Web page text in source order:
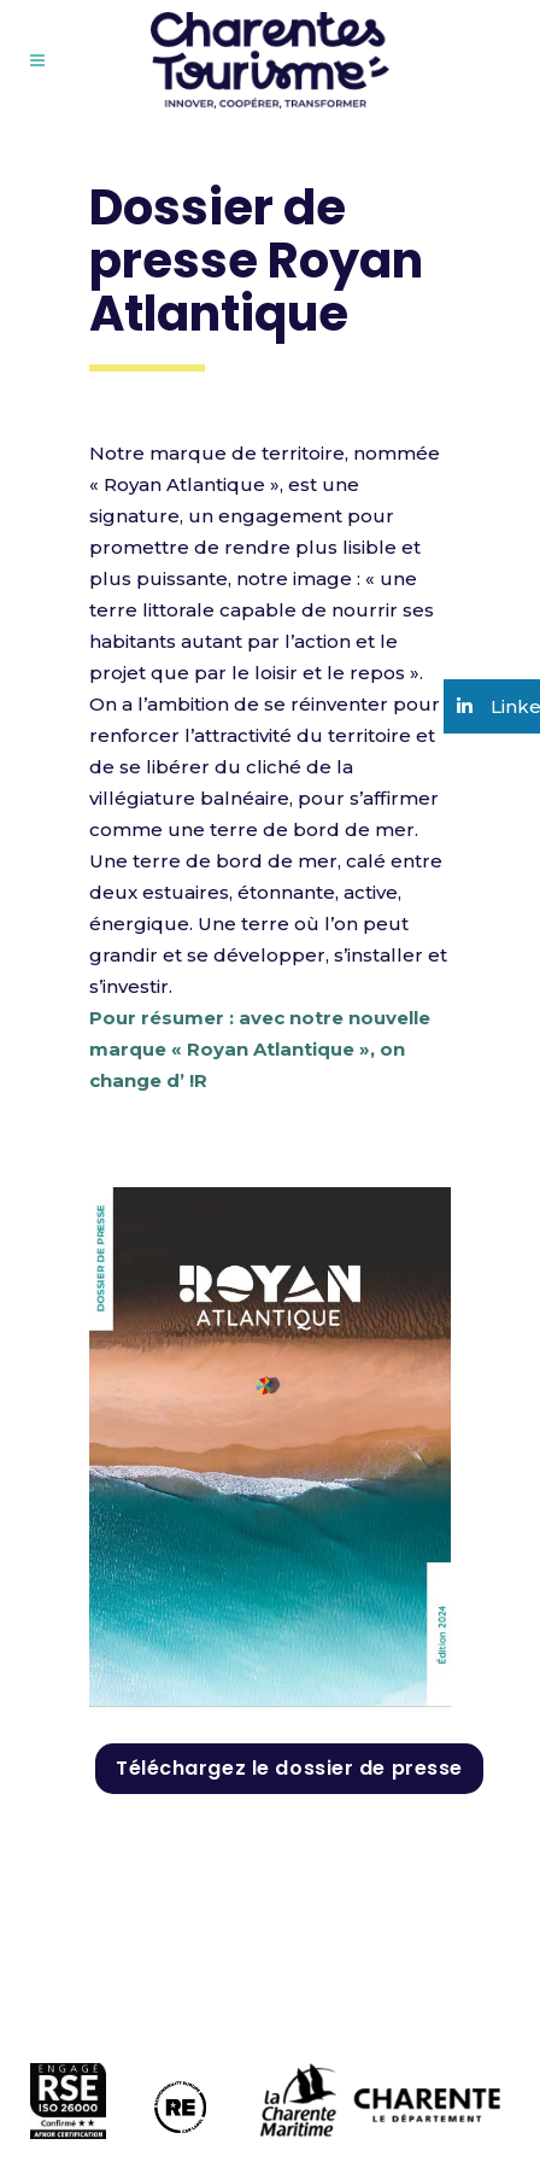
Dossier de
presse Royan
Atlantique
Notre marque de territoire, nommée
« Royan Atlantique », est une
signature, un engagement pour
promettre de rendre plus lisible et
plus puissante, notre image : « une
terre littorale capable de nourrir ses
habitants autant par l’action et le
projet que par le loisir et le repos ».
On a l’ambition de se réinventer pour
renforcer l’attractivité du territoire et
de se libérer du cliché de la
villégiature balnéaire, pour s’affirmer
comme une terre de bord de mer.
Une terre de bord de mer, calé entre
deux estuaires, étonnante, active,
énergique. Une terre où l’on peut
grandir et se développer, s’installer et
s’investir.
Pour résumer : avec notre nouvelle
marque « Royan Atlantique », on
change d’ !R
Téléchargez le dossier de presse